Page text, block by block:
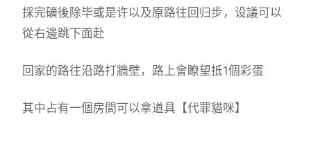
採完礦後除毕或是许以及原路往回归步，设議可以
從右邊跳下面赴
回家的路往沿路打牆壁，路上會瞭望抵1個彩蛋
其中占有一個房間可以拿道具【代罪貓咪】